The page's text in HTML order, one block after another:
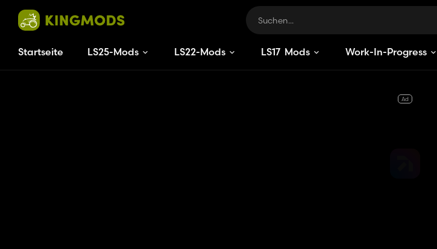
Startseite LS25-Mods LS22-Mods LS17 Mods Work-In-Progress
Ad